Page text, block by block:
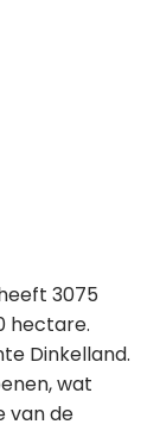
3075
hectare.
Dinkelland.
wat
van de